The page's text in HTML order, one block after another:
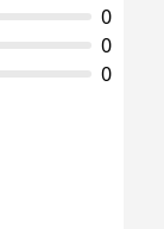
0
0
0